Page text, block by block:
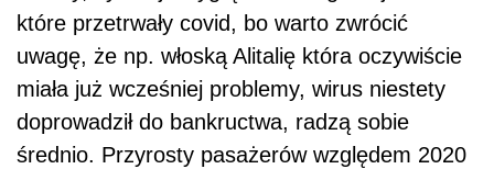
które przetrwały covid, bo warto zwrócić
uwagę, że np. włoską Alitalię która oczywiście
miała już wcześniej problemy, wirus niestety
doprowadził do bankructwa, radzą sobie
średnio. Przyrosty pasażerów względem 2020